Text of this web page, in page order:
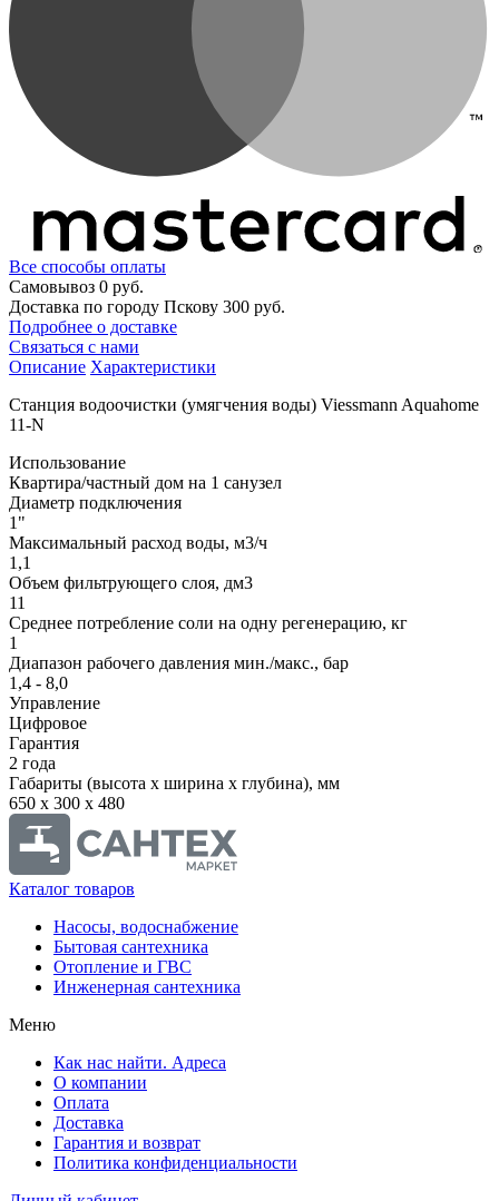
Все способы оплаты
Самовывоз 0 руб.
Доставка по городу Пскову 300 руб.
Подробнее о доставке
Связаться с нами
Описание Характеристики
Станция водоочистки (умягчения воды) Viessmann Aquahome
11‑N
Использование
Квартира/частный дом на 1 санузел
Диаметр подключения
1"
Максимальный расход воды, м3/ч
1,1
Объем фильтрующего слоя, дм3
11
Cреднее потребление соли на одну регенерацию, кг
1
Диапазон рабочего давления мин./макс., бар
1,4 - 8,0
Управление
Цифровое
Гарантия
2 года
Габариты (высота х ширина х глубина), мм
650 х 300 х 480
Каталог товаров
Насосы, водоснабжение
Бытовая сантехника
Отопление и ГВС
Инженерная сантехника
Меню
Как нас найти. Адреса
О компании
Оплата
Доставка
Гарантия и возврат
Политика конфиденциальности